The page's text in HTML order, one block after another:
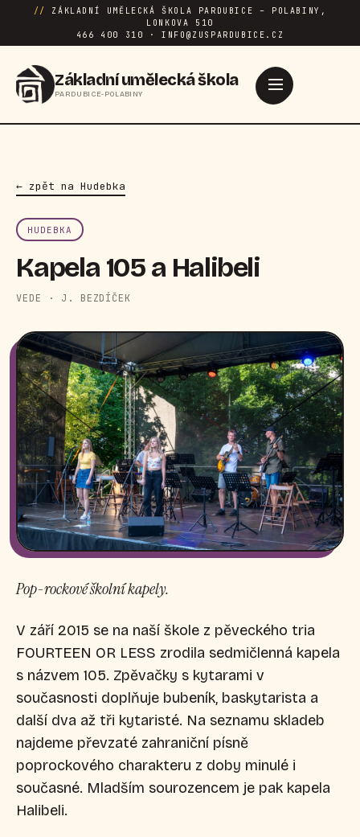
//
ZÁKLADNÍ UMĚLECKÁ ŠKOLA PARDUBICE – POLABINY,
LONKOVA 510
466 400 310 · INFO@ZUSPARDUBICE.CZ
Základní umělecká škola
PARDUBICE-POLABINY
← zpět na Hudebka
HUDEBKA
Kapela 105 a Halibeli
VEDE · J. BEZDÍČEK
Pop-rockové školní kapely.
V září 2015 se na naší škole z pěveckého tria
FOURTEEN OR LESS zrodila sedmičlenná kapela
s názvem 105. Zpěvačky s kytarami v
současnosti doplňuje bubeník, baskytarista a
další dva až tři kytaristé. Na seznamu skladeb
najdeme převzaté zahraniční písně
poprockového charakteru z doby minulé i
současné. Mladším sourozencem je pak kapela
Halibeli.